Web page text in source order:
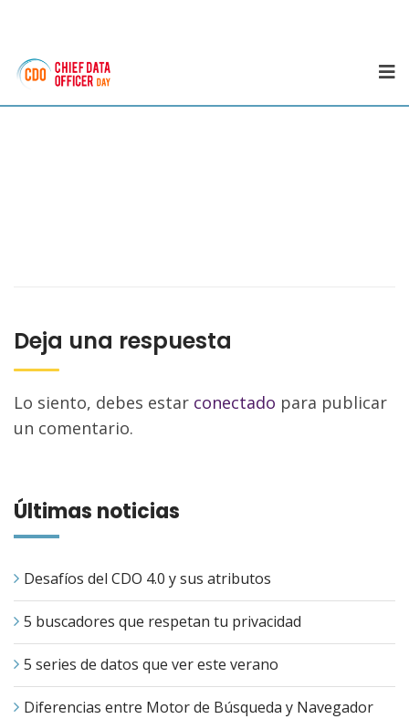
Deja una respuesta
Lo siento, debes estar conectado para publicar
un comentario.
Últimas noticias
Desafíos del CDO 4.0 y sus atributos
5 buscadores que respetan tu privacidad
5 series de datos que ver este verano
Diferencias entre Motor de Búsqueda y Navegador